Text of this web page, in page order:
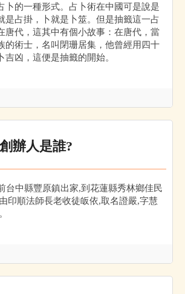
卜的一種形式。占卜術在中國可是說是
是占掛，卜就是卜筮。但是抽籤這一占
唐代，這其中有個小故事：在唐代，當
的術士，名叫閉珊居集，他曾經用四十
吉凶，這便是抽籤的開始。
辦人是誰?
台中縣豐原鎮出家,到花蓮縣秀林鄉佳民
印順法師長老收徒皈依,取名證嚴,字慧